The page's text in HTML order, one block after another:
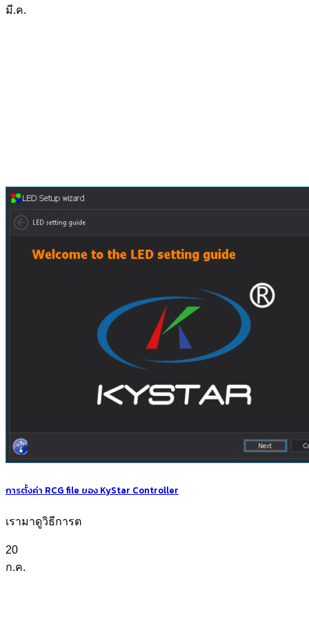
มี.ค.
การตั้งค่า RCG file ของ KyStar Controller
เรามาดูวิธีการต
20
ก.ค.